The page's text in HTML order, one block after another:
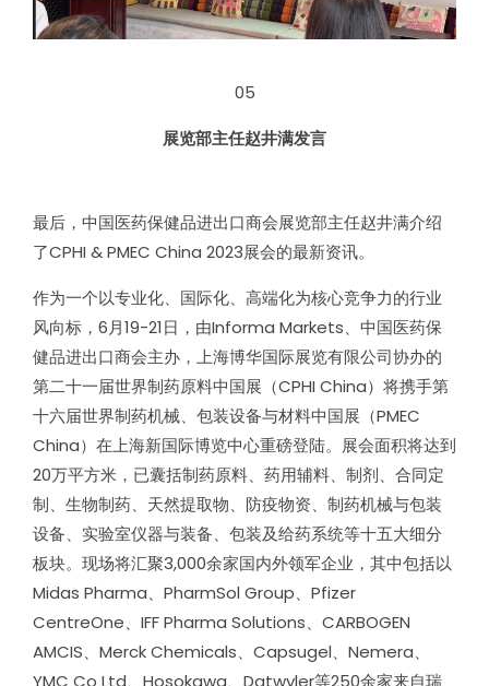
05
展览部主任赵井满发言
最后，中国医药保健品进出口商会展览部主任赵井满介绍
了CPHI & PMEC China 2023展会的最新资讯。
作为一个以专业化、国际化、高端化为核心竞争力的行业
风向标，6月19-21日，由Informa Markets、中国医药保
健品进出口商会主办，上海博华国际展览有限公司协办的
第二十一届世界制药原料中国展（CPHI China）将携手第
十六届世界制药机械、包装设备与材料中国展（PMEC
China）在上海新国际博览中心重磅登陆。展会面积将达到
20万平方米，已囊括制药原料、药用辅料、制剂、合同定
制、生物制药、天然提取物、防疫物资、制药机械与包装
设备、实验室仪器与装备、包装及给药系统等十五大细分
板块。现场将汇聚3,000余家国内外领军企业，其中包括以
Midas Pharma、PharmSol Group、Pfizer
CentreOne、IFF Pharma Solutions、CARBOGEN
AMCIS、Merck Chemicals、Capsugel、Nemera、